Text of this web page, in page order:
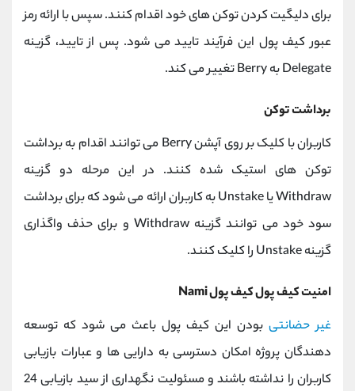
برای دلیگیت کردن توکن های خود اقدام کنند. سپس با ارائه رمز
عبور کیف پول این فرآیند تایید می شود. پس از تایید، گزینه
Delegate به Berry تغییر می کند.
برداشت توکن
کاربران با کلیک بر روی آپشن Berry می توانند اقدام به برداشت
توکن های استیک شده کنند. در این مرحله دو گزینه
Withdraw یا Unstake به کاربران ارائه می شود که برای برداشت
سود خود می توانند گزینه Withdraw و برای حذف واگذاری
گزینه Unstake را کلیک کنند.
امنیت کیف پول کیف پول Nami
غیر حضانتی بودن این کیف پول باعث می شود که توسعه
دهندگان پروژه امکان دسترسی به دارایی ها و عبارات بازیابی
کاربران را نداشته باشند و مسئولیت نگهداری از سید بازیابی 24